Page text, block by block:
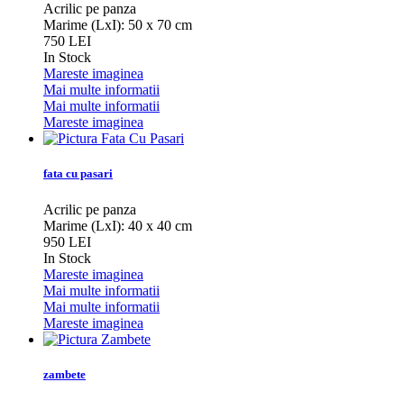
Acrilic pe panza
Marime (LxI): 50 x 70 cm
750 LEI
In Stock
Mareste imaginea
Mai multe informatii
Mai multe informatii
Mareste imaginea
fata cu pasari
Acrilic pe panza
Marime (LxI): 40 x 40 cm
950 LEI
In Stock
Mareste imaginea
Mai multe informatii
Mai multe informatii
Mareste imaginea
zambete